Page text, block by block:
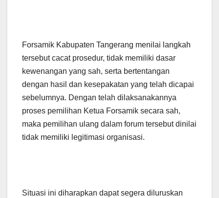
‎Forsamik Kabupaten Tangerang menilai langkah
tersebut cacat prosedur, tidak memiliki dasar
kewenangan yang sah, serta bertentangan
dengan hasil dan kesepakatan yang telah dicapai
sebelumnya. Dengan telah dilaksanakannya
proses pemilihan Ketua Forsamik secara sah,
maka pemilihan ulang dalam forum tersebut dinilai
tidak memiliki legitimasi organisasi.
‎Situasi ini diharapkan dapat segera diluruskan